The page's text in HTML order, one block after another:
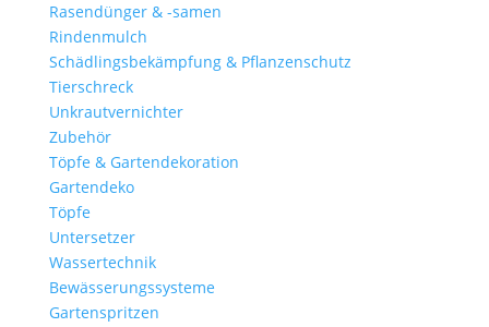
Rasendünger & -samen
Rindenmulch
Schädlingsbekämpfung & Pflanzenschutz
Tierschreck
Unkrautvernichter
Zubehör
Töpfe & Gartendekoration
Gartendeko
Töpfe
Untersetzer
Wassertechnik
Bewässerungssysteme
Gartenspritzen